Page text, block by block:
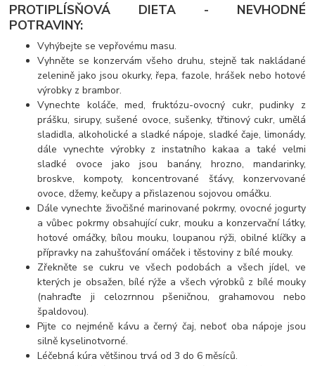
PROTIPLÍSŇOVÁ DIETA - NEVHODNÉ
POTRAVINY:
Vyhýbejte se vepřovému masu.
Vyhněte se konzervám všeho druhu, stejně tak nakládané
zelenině jako jsou okurky, řepa, fazole, hrášek nebo hotové
výrobky z brambor.
Vynechte koláče, med, fruktózu-ovocný cukr, pudinky z
prášku, sirupy, sušené ovoce, sušenky, třtinový cukr, umělá
sladidla, alkoholické a sladké nápoje, sladké čaje, limonády,
dále vynechte výrobky z instatního kakaa a také velmi
sladké ovoce jako jsou banány, hrozno, mandarinky,
broskve, kompoty, koncentrované šťávy, konzervované
ovoce, džemy, kečupy a přislazenou sojovou omáčku.
Dále vynechte živočišné marinované pokrmy, ovocné jogurty
a vůbec pokrmy obsahující cukr, mouku a konzervační látky,
hotové omáčky, bílou mouku, loupanou rýži, obilné klíčky a
přípravky na zahušťování omáček i těstoviny z bílé mouky.
Zřekněte se cukru ve všech podobách a všech jídel, ve
kterých je obsažen, bílé rýže a všech výrobků z bílé mouky
(nahraďte ji celozrnnou pšeničnou, grahamovou nebo
špaldovou).
Pijte co nejméně kávu a černý čaj, neboť oba nápoje jsou
silně kyselinotvorné.
Léčebná kúra většinou trvá od 3 do 6 měsíců.